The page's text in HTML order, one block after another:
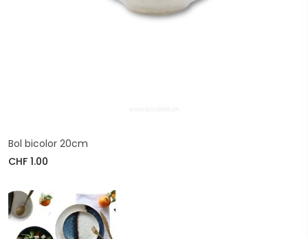
Bol bicolor 20cm
CHF 1.00